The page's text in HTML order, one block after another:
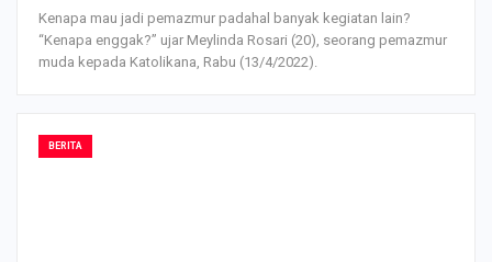
Kenapa mau jadi pemazmur padahal banyak kegiatan lain?
“Kenapa enggak?” ujar Meylinda Rosari (20), seorang pemazmur
muda kepada Katolikana, Rabu (13/4/2022).
BERITA